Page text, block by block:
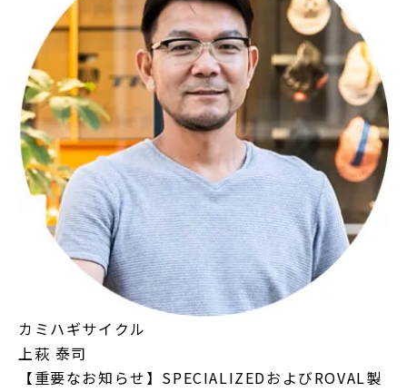
カミハギサイクル
上萩 泰司
【重要なお知らせ】SPECIALIZEDおよびROVAL製